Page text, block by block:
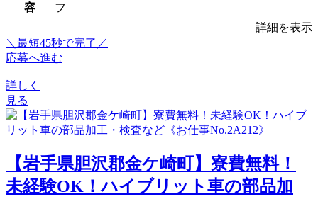
容
フ
詳細を表示
＼最短45秒で完了／
応募へ進む
詳しく
見る
【岩手県胆沢郡金ケ崎町】寮費無料！
未経験OK！ハイブリット車の部品加